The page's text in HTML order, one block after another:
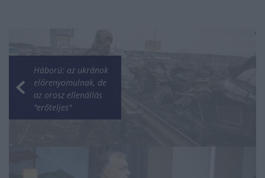
Háború: az ukránok
előrenyomulnak, de
az orosz ellenállás
"erőteljes"